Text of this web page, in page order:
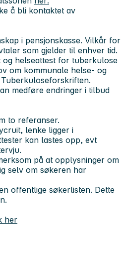
å bli kontaktet av
i pensjonskasse. Vilkår for
som gjelder til enhver tid.
og helseattest for tuberkulose
om kommunale helse- og
medføre endringer i tilbud
to referanser.
lenke ligger i
kan lastes opp, evt
på at opplysninger om
selv om søkeren har
offentlige søkerlisten. Dette
her